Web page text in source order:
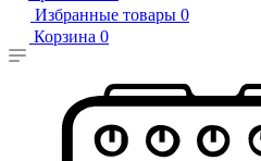
Избранные товары 0
Корзина 0